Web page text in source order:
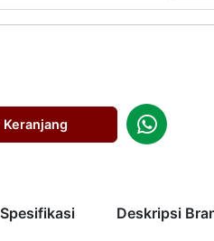
Keranjang
Spesifikasi Deskripsi